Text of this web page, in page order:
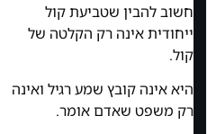
חשוב להבין שטביעת קול
ייחודית אינה רק הקלטה של
קול.
היא אינה קובץ שמע רגיל ואינה
רק משפט שאדם אומר.